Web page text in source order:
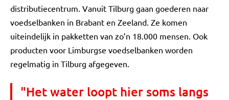
distributiecentrum. Vanuit Tilburg gaan goederen naar
voedselbanken in Brabant en Zeeland. Ze komen
uiteindelijk in pakketten van zo’n 18.000 mensen. Ook
producten voor Limburgse voedselbanken worden
regelmatig in Tilburg afgegeven.
"Het water loopt hier soms langs